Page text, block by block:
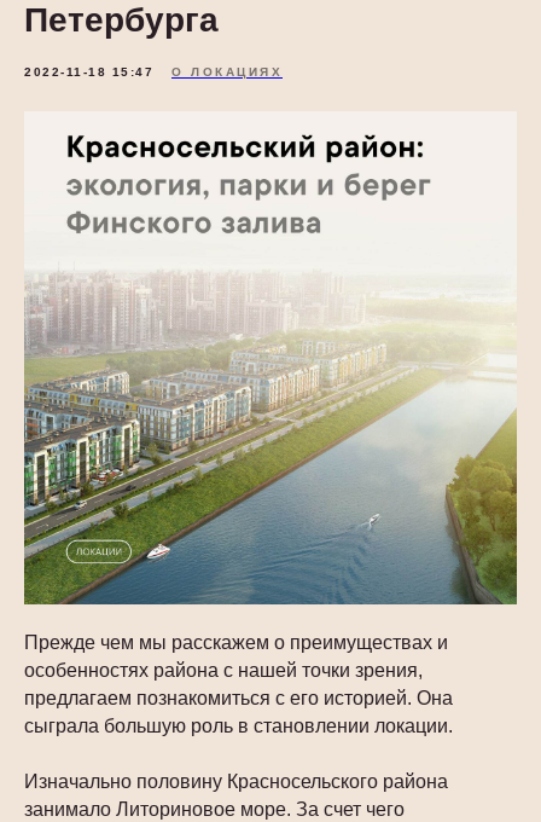
Петербурга
2022-11-18 15:47 О ЛОКАЦИЯХ
Прежде чем мы расскажем о преимуществах и
особенностях района с нашей точки зрения,
предлагаем познакомиться с его историей. Она
сыграла большую роль в становлении локации.
Изначально половину Красносельского района
занимало Литориновое море. За счет чего